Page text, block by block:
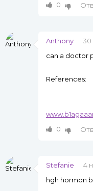
0
Anthony
30
can a doctor
References:
0
Stefanie
4
hgh hormon